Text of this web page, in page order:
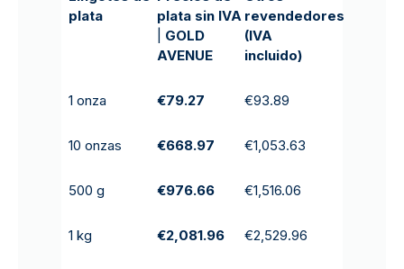
plata
plata sin IVA
GOLD
AVENUE
revendedores
(IVA
incluido)
1 onza €79.27 €93.89
10 onzas €668.97 €1,053.63
500 g €976.66 €1,516.06
1 kg €2,081.96 €2,529.96